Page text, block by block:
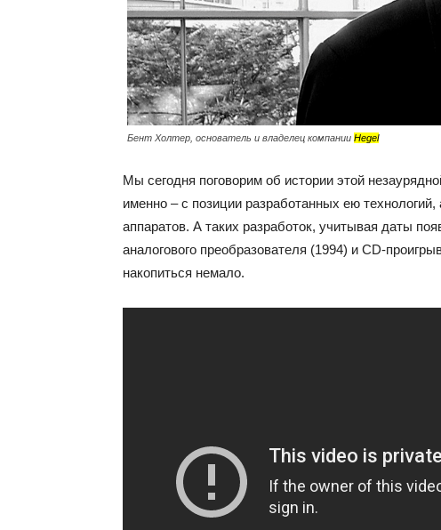
Бент Холтер, основатель и владелец компании Hegel
Мы сегодня поговорим об истории этой
именно – с позиции разработанных ею
аппаратов. А таких разработок, учитывая даты
аналогового преобразователя (1994) и CD-
накопиться немало.